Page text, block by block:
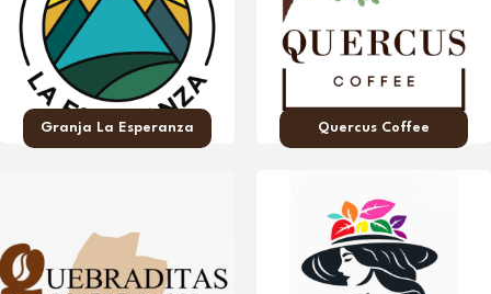
Granja La Esperanza Quercus Coffee